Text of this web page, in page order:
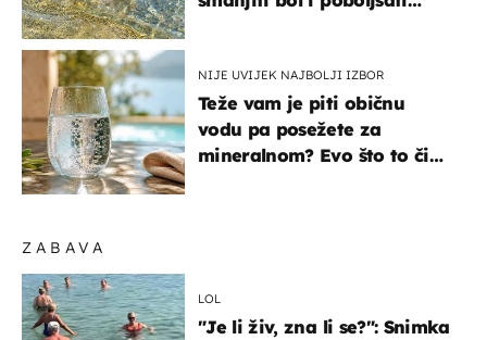
ZABAVA
LOL
"Je li živ, zna li se?": Snimka
NIJE UVIJEK NAJBOLJI IZBOR
Teže vam je piti običnu
vodu pa posežete za
mineralnom? Evo što to čini